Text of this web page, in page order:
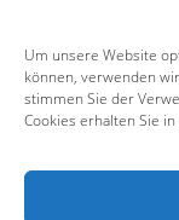
Um unsere Website
können, verwenden
stimmen Sie der
Cookies erhalten Sie
©